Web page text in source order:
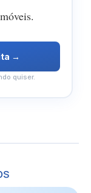
→
quiser.